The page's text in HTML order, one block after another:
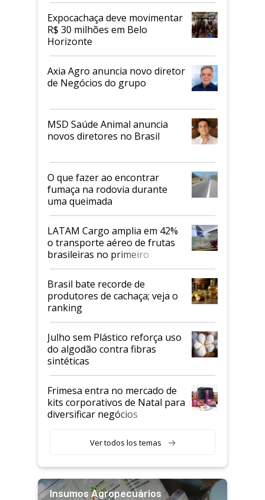
Expocachaça deve movimentar
R$ 30 milhões em Belo
Horizonte
Axia Agro anuncia novo diretor
de Negócios do grupo
MSD Saúde Animal anuncia
novos diretores no Brasil
O que fazer ao encontrar
fumaça na rodovia durante
uma queimada
LATAM Cargo amplia em 42%
o transporte aéreo de frutas
brasileiras no primeiro
semestre
Brasil bate recorde de
produtores de cachaça; veja o
ranking
Julho sem Plástico reforça uso
do algodão contra fibras
sintéticas
Frimesa entra no mercado de
kits corporativos de Natal para
diversificar negócios
Ver todos los temas
Insumos Agropecuários